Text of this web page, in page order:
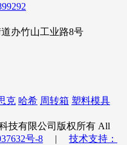
办竹山工业路8号
克 哈希 周转箱 塑料模具
技有限公司版权所有 All
号-8 | 技术支持：